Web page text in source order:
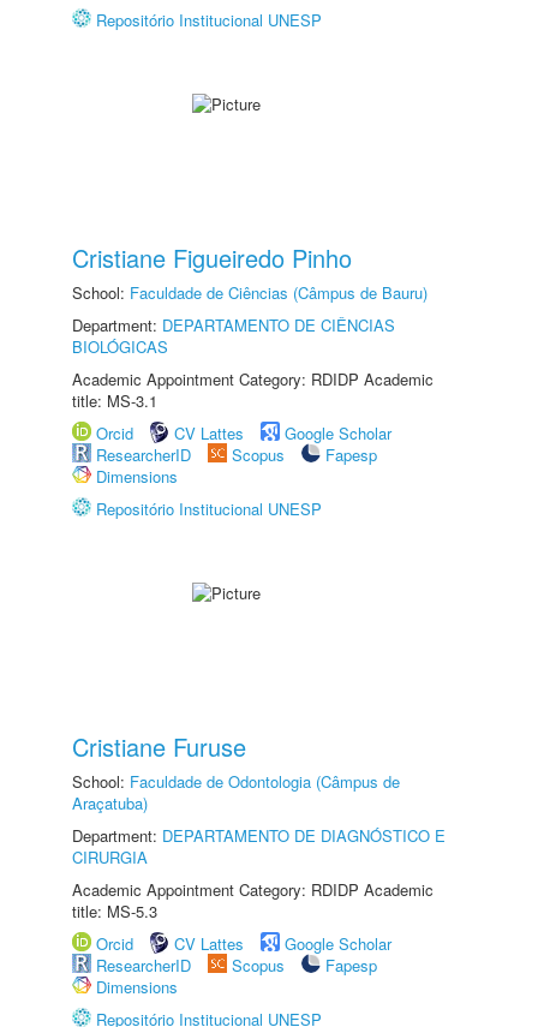
Repositório Institucional UNESP
Cristiane Figueiredo Pinho
School: Faculdade de Ciências (Câmpus de Bauru)
Department: DEPARTAMENTO DE CIÊNCIAS
BIOLÓGICAS
Academic Appointment Category: RDIDP Academic
title: MS-3.1
Orcid
CV Lattes
Google Scholar
ResearcherID
Scopus
Fapesp
Dimensions
Repositório Institucional UNESP
Cristiane Furuse
School: Faculdade de Odontologia (Câmpus de
Araçatuba)
Department: DEPARTAMENTO DE DIAGNÓSTICO E
CIRURGIA
Academic Appointment Category: RDIDP Academic
title: MS-5.3
Orcid
CV Lattes
Google Scholar
ResearcherID
Scopus
Fapesp
Dimensions
Repositório Institucional UNESP